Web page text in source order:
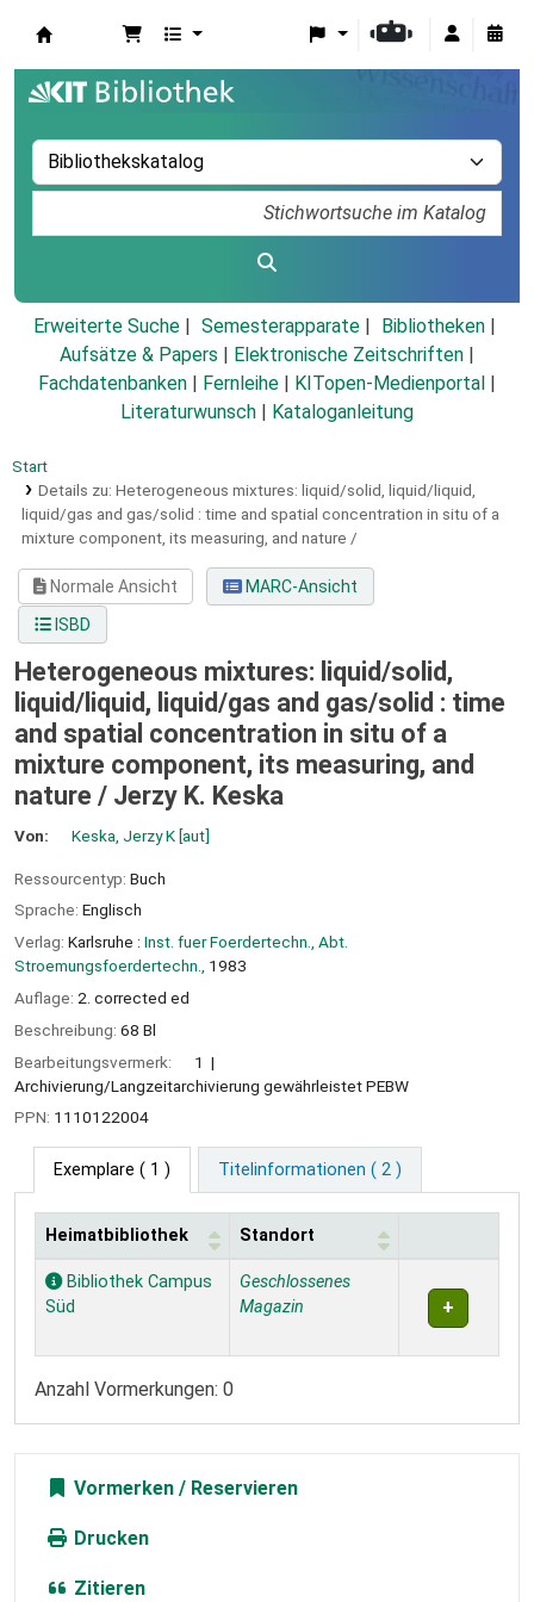
Erweiterte Suche Semesterapparate
Bibliotheken
Aufsätze & Papers
Elektronische Zeitschriften
Fachdatenbanken
Fernleihe KITopen-Medienportal
Literaturwunsch
Kataloganleitung
Start
Details zu: Heterogeneous mixtures: liquid/solid, liquid/liquid,
liquid/gas and gas/solid : time and spatial concentration in situ of a
mixture component, its measuring, and nature /
Normale Ansicht
MARC-Ansicht
ISBD
Heterogeneous mixtures: liquid/solid,
liquid/liquid, liquid/gas and gas/solid : time
and spatial concentration in situ of a
mixture component, its measuring, and
nature / Jerzy K. Keska
Von: Keska, Jerzy K[aut]
Ressourcentyp: Buch
Sprache: Englisch
Verlag: Karlsruhe : Inst. fuer Foerdertechn., Abt.
Stroemungsfoerdertechn.,
1983
Auflage: 2. corrected ed
Beschreibung: 68 Bl
Bearbeitungsvermerk:
1
Archivierung/Langzeitarchivierung gewährleistet PEBW
PPN: 1110122004
Exemplare ( 1 ) Titelinformationen ( 2 )
Exemplare
Heimatbibliothek Standort
Bibliothek Campus
Süd
Geschlossenes
Magazin
Anzahl Vormerkungen: 0
Vormerken
Drucken
Zitieren